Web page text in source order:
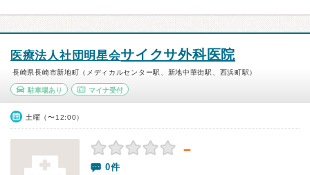
医療法人社団明星会サイクサ外科医院
長崎県長崎市新地町（メディカルセンター駅、新地中華街駅、西浜町駅）
駐車場あり マイナ受付
土曜（〜12:00）
－
0件